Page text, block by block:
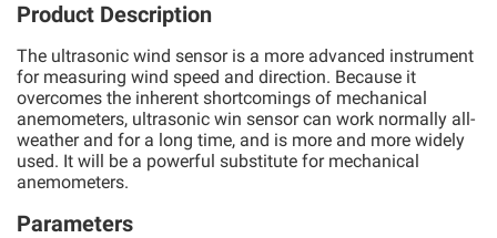
Product Description
The ultrasonic wind sensor is a more advanced instrument
for measuring wind speed and direction. Because it
overcomes the inherent shortcomings of mechanical
anemometers, ultrasonic win sensor can work normally all-
weather and for a long time, and is more and more widely
used. It will be a powerful substitute for mechanical
anemometers.
Parameters